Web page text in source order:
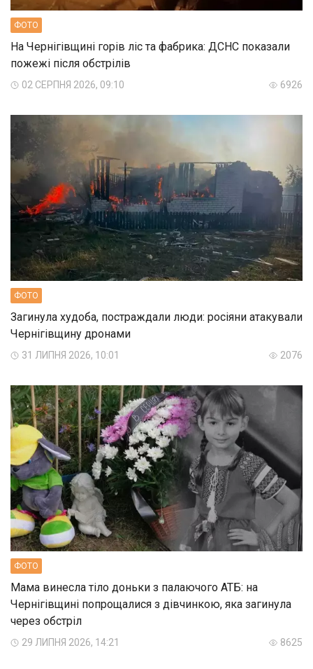
ФОТО
На Чернігівщині горів ліс та фабрика: ДСНС показали
пожежі після обстрілів
02 СЕРПНЯ 2026, 09:10 6926
ФОТО
Загинула худоба, постраждали люди: росіяни атакували
Чернігівщину дронами
31 ЛИПНЯ 2026, 10:01 2076
ФОТО
Мама винесла тіло доньки з палаючого АТБ: на
Чернігівщині попрощалися з дівчинкою, яка загинула
через обстріл
29 ЛИПНЯ 2026, 14:21 8625